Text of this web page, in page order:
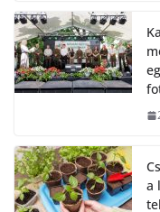
a